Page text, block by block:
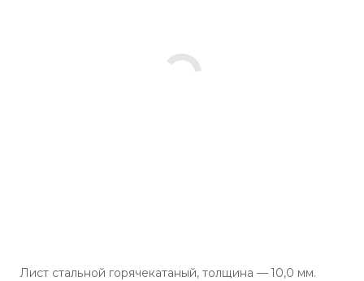
Лист стальной горячекатаный, толщина — 10,0 мм.